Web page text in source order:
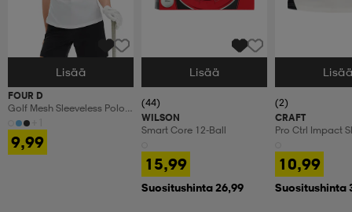
Valitse Koko
Lisää
FOUR D
Golf Mesh Sleeveless Polo
W
9,99
Valitse Koko
Lisää
(44)
WILSON
Smart Core 12-Ball
15,99
Suositushinta 26,99
Valitse Koko
(2)
CRAFT
Pro Ctrl Impact
10,99
Suositushinta